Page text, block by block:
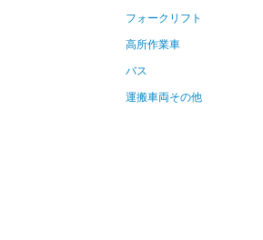
フォークリフト
高所作業車
バス
運搬車両その他